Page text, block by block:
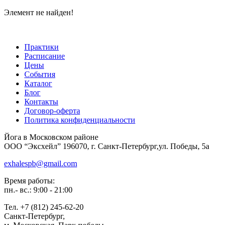
Элемент не найден!
Практики
Расписание
Цены
События
Каталог
Блог
Контакты
Договор-оферта
Политика конфиденциальности
Йога в Московском районе
ООО “Эксхейл” 196070, г. Санкт-Петербург,ул. Победы, 5а
exhalespb@gmail.com
Время работы:
пн.- вс.: 9:00 - 21:00
Тел. +7 (812) 245-62-20
Санкт-Петербург,